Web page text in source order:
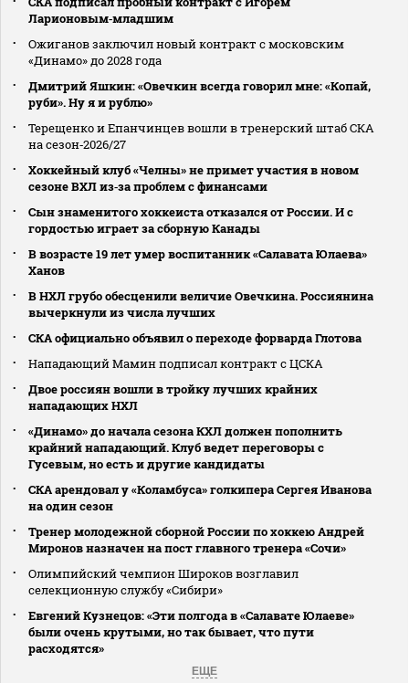
Ларионовым‑младшим
Ожиганов заключил новый контракт с московским
«Динамо» до 2028 года
Дмитрий Яшкин: «Овечкин всегда говорил мне: «Копай,
руби». Ну я и рублю»
Терещенко и Епанчинцев вошли в тренерский штаб СКА
на сезон‑2026/27
Хоккейный клуб «Челны» не примет участия в новом
сезоне ВХЛ из‑за проблем с финансами
Сын знаменитого хоккеиста отказался от России. И с
гордостью играет за сборную Канады
В возрасте 19 лет умер воспитанник «Салавата Юлаева»
Ханов
В НХЛ грубо обесценили величие Овечкина. Россиянина
вычеркнули из числа лучших
СКА официально объявил о переходе форварда Глотова
Нападающий Мамин подписал контракт с ЦСКА
Двое россиян вошли в тройку лучших крайних
нападающих НХЛ
«Динамо» до начала сезона КХЛ должен пополнить
крайний нападающий. Клуб ведет переговоры с
Гусевым, но есть и другие кандидаты
СКА арендовал у «Коламбуса» голкипера Сергея Иванова
на один сезон
Тренер молодежной сборной России по хоккею Андрей
Миронов назначен на пост главного тренера «Сочи»
Олимпийский чемпион Широков возглавил
селекционную службу «Сибири»
Евгений Кузнецов: «Эти полгода в «Салавате Юлаеве»
были очень крутыми, но так бывает, что пути
расходятся»
ЕЩЕ